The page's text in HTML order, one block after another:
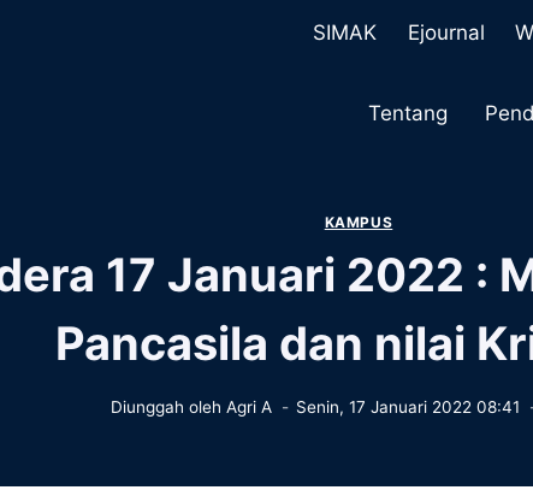
SIMAK Ejournal
Tentang
KAMPUS
17 Januari 2022 :
Pancasila dan nilai
Diunggah oleh Agri A Senin, 17 Januari 2022 08:41